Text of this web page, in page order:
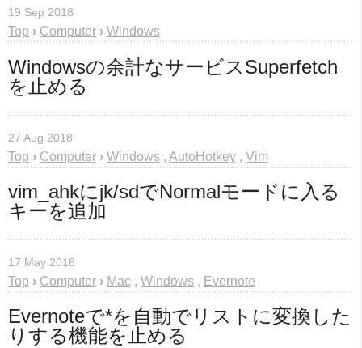
19 Sep 2018
Top › Computer › Windows
Windowsの余計なサービスSuperfetch
を止める
27 Aug 2018
Top › Computer › Windows , AutoHotkey , Vim
vim_ahkにjk/sdでNormalモードに入る
キーを追加
17 May 2018
Top › Computer › Mac , Windows , Evernote
Evernoteで*を自動でリストに変換した
りする機能を止める